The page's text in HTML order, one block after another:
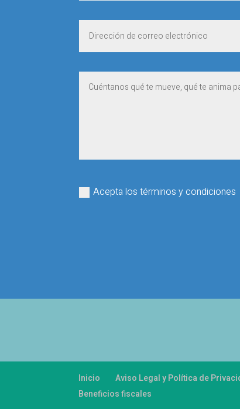
Acepta los términos y condiciones
Inicio Aviso Legal y Política de
Beneficios fiscales